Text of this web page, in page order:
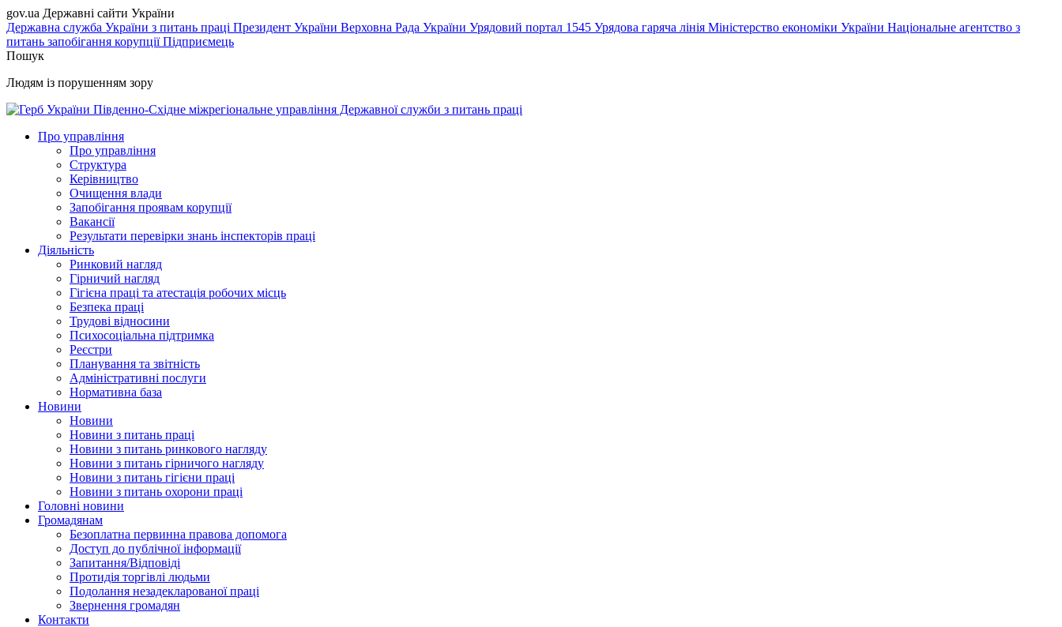
gov.ua Державні сайти України
Державна служба України з питань праці Президент України Верховна Рада України Урядовий портал 1545 Урядова гаряча лінія Міністерство економіки України Національне агентство з
питань запобігання корупціїПідприємець
Пошук
Людям із порушенням зору
Південно-Східне міжрегіональне управління Державної служби з питань праці
Про управління
Про управління
Структура
Керівництво
Очищення влади
Запобігання проявам корупції
Вакансії
Результати перевірки знань інспекторів праці
Діяльність
Ринковий нагляд
Гірничий нагляд
Гігієна праці та атестація робочих місць
Безпека праці
Трудові відносини
Психосоціальна підтримка
Реєстри
Планування та звітність
Адміністративні послуги
Нормативна база
Новини
Новини
Новини з питань праці
Новини з питань ринкового нагляду
Новини з питань гірничого нагляду
Новини з питань гігієни праці
Новини з питань охорони праці
Головні новини
Громадянам
Безоплатна первинна правова допомога
Доступ до публічної інформації
Запитання/Відповіді
Протидія торгівлі людьми
Подолання незадекларованої праці
Звернення громадян
Контакти